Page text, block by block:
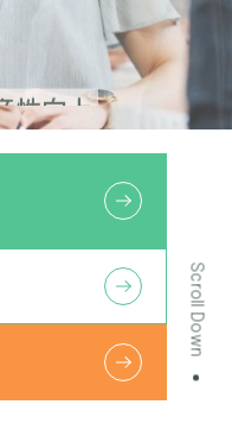
」
性向上
を上げる
Scroll Down